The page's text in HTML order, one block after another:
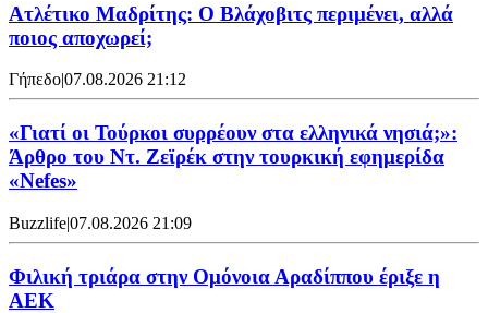
Ατλέτικο Μαδρίτης: Ο Βλάχοβιτς περιμένει, αλλά
ποιος αποχωρεί;
Γήπεδο|07.08.2026 21:12
«Γιατί οι Τούρκοι συρρέουν στα ελληνικά νησιά;»:
Άρθρο του Ντ. Ζεϊρέκ στην τουρκική εφημερίδα
«Nefes»
Buzzlife|07.08.2026 21:09
Φιλική τριάρα στην Ομόνοια Αραδίππου έριξε η
ΑΕΚ